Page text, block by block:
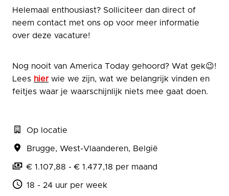
Helemaal enthousiast? Solliciteer dan direct of
neem contact met ons op voor meer informatie
over deze vacature!
Nog nooit van America Today gehoord? Wat gek😉!
Lees hierwie we zijn, wat we belangrijk vinden en
feitjes waar je waarschijnlijk niets mee gaat doen.
Op locatie
Brugge, West-Vlaanderen, België
€ 1.107,88 - € 1.477,18 per maand
18 - 24 uur per week